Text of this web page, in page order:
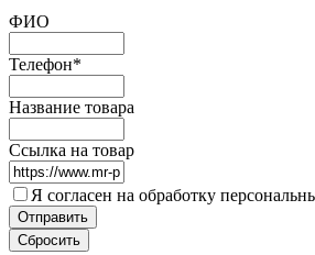
ФИО
Телефон*
Название товара
Ссылка на товар
Я согласен на обработку